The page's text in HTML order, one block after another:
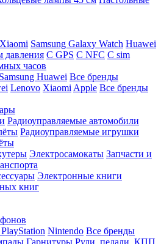
Xiaomi Samsung Galaxy Watch Huawei
давления C GPS C NFC C sim
часов
Samsung Huawei Все бренды
Lenovo Xiaomi Apple Все бренды
Радиоуправляемые автомобили
Радиоуправляемые игрушки
Электросамокаты Запчасти и
Электронные книги
книг
Nintendo Все бренды
Гарнитуры Рули, педали, КПП